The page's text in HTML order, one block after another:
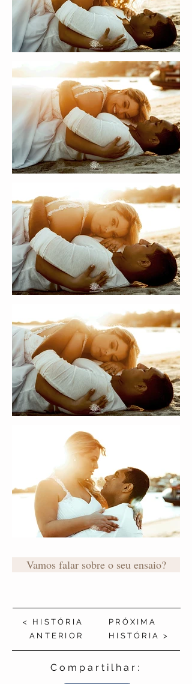
Vamos falar sobre o seu ensaio?
< HISTÓRIA
ANTERIOR
PRÓXIMA
HISTÓRIA >
Compartilhar: